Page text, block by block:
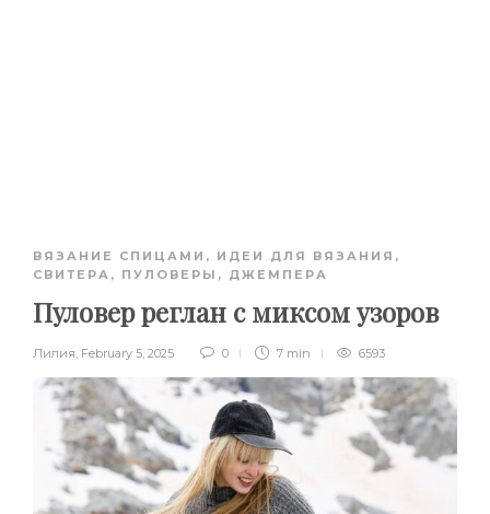
ВЯЗАНИЕ СПИЦАМИ , ИДЕИ ДЛЯ ВЯЗАНИЯ ,
СВИТЕРА, ПУЛОВЕРЫ, ДЖЕМПЕРА
Пуловер реглан с миксом узоров
Лилия, February 5, 2025 0 7 min 6593